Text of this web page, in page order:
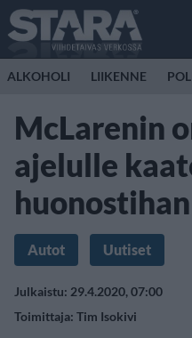
ALKOHOLI LIIKENNE
McLarenin
ajelulle
Autot Uutiset
Julkaistu: 29.4.2020, 07:00
Toimittaja: Tim Isokivi